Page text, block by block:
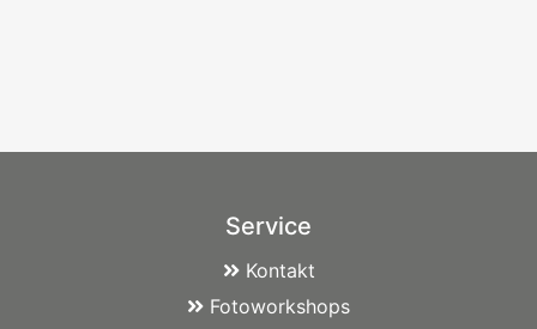
Service
Kontakt
Fotoworkshops